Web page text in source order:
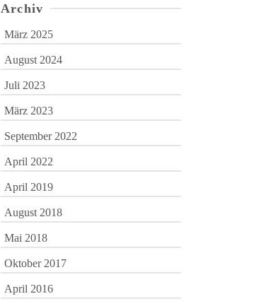
Archiv
März 2025
August 2024
Juli 2023
März 2023
September 2022
April 2022
April 2019
August 2018
Mai 2018
Oktober 2017
April 2016